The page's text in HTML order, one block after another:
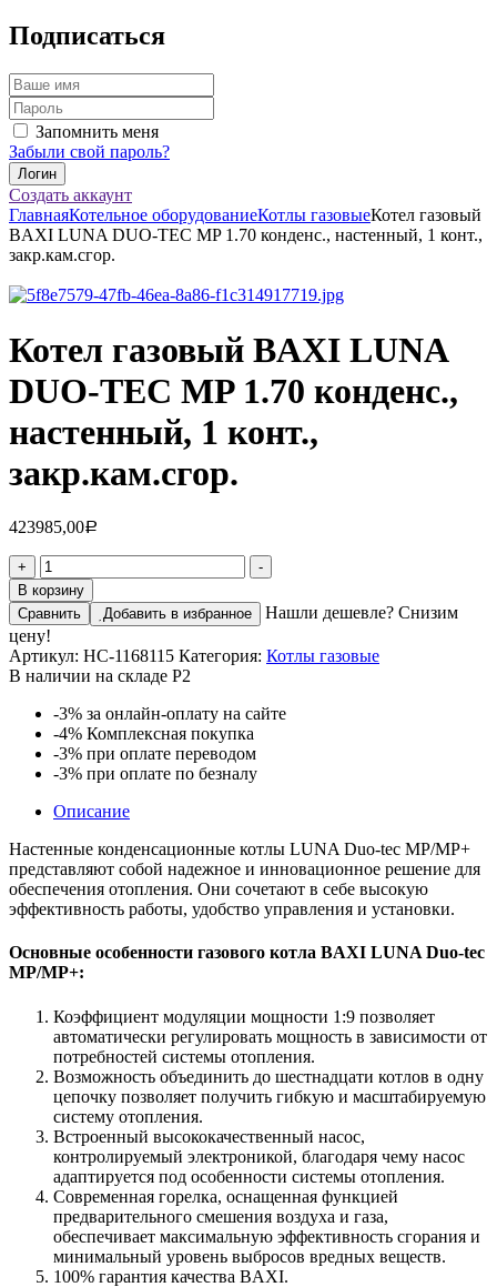
Подписаться
Запомнить меня
Забыли свой пароль?
Создать аккаунт
ГлавнаяКотельное оборудованиеКотлы газовыеКотел газовый
BAXI LUNA DUO-TEC MP 1.70 конденс., настенный, 1 конт.,
закр.кам.сгор.
Котел газовый BAXI LUNA
DUO-TEC MP 1.70 конденс.,
настенный, 1 конт.,
закр.кам.сгор.
423985,00Р
+
Количество
товара
Котел
газовый
BAXI
LUNA
DUO-
TEC
MP
1.70
конденс.,
настенный,
конт.,
закр.кам.сгор.
-
В корзину
Сравнить
Добавить в избранное
Нашли дешевле? Снизим
цену!
Артикул: НС-1168115 Категория: Котлы газовые
В наличии на складе Р2
-3% за онлайн-оплату на сайте
-4% Комплексная покупка
-3% при оплате переводом
-3% при оплате по безналу
Описание
Настенные конденсационные котлы LUNA Duo-tec MP/MP+
представляют собой надежное и инновационное решение для
обеспечения отопления. Они сочетают в себе высокую
эффективность работы, удобство управления и установки.
Основные особенности газового котла BAXI LUNA Duo-tec
MP/MP+:
Коэффициент модуляции мощности 1:9 позволяет
автоматически регулировать мощность в зависимости от
потребностей системы отопления.
Возможность объединить до шестнадцати котлов в одну
цепочку позволяет получить гибкую и масштабируемую
систему отопления.
Встроенный высококачественный насос,
контролируемый электроникой, благодаря чему насос
адаптируется под особенности системы отопления.
Современная горелка, оснащенная функцией
предварительного смешения воздуха и газа,
обеспечивает максимальную эффективность сгорания и
минимальный уровень выбросов вредных веществ.
100% гарантия качества BAXI.